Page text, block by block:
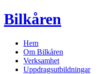
Bilkåren
Hem
Om Bilkåren
Verksamhet
Uppdragsutbildningar